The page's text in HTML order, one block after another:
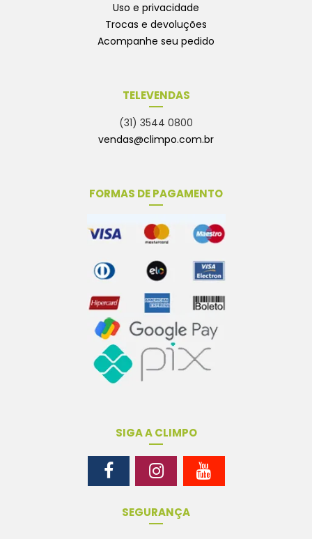
Uso e privacidade
Trocas e devoluções
Acompanhe seu pedido
TELEVENDAS
(31) 3544 0800
vendas@climpo.com.br
FORMAS DE PAGAMENTO
SIGA A CLIMPO
SEGURANÇA